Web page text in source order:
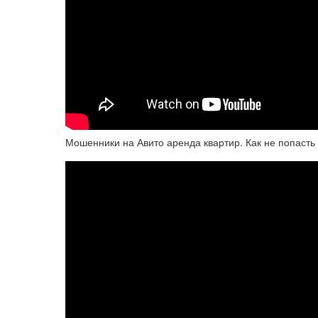
Мошенники на Авито аренда квартир. Как не попасть